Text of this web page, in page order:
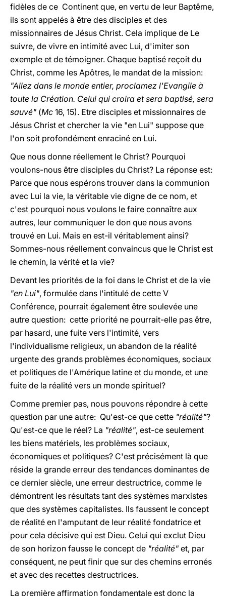
fidèles de ce Continent que, en vertu de leur Baptême,
ils sont appelés à être des disciples et des
missionnaires de Jésus Christ. Cela implique de Le
suivre, de vivre en intimité avec Lui, d'imiter son
exemple et de témoigner. Chaque baptisé reçoit du
Christ, comme les Apôtres, le mandat de la mission:
"Allez dans le monde entier, proclamez l'Evangile à
toute la Création. Celui qui croira et sera baptisé, sera
sauvé" (Mc 16, 15). Etre disciples et missionnaires de
Jésus Christ et chercher la vie "en Lui" suppose que
l'on soit profondément enraciné en Lui.
Que nous donne réellement le Christ? Pourquoi
voulons-nous être disciples du Christ? La réponse est:
Parce que nous espérons trouver dans la communion
avec Lui la vie, la véritable vie digne de ce nom, et
c'est pourquoi nous voulons le faire connaître aux
autres, leur communiquer le don que nous avons
trouvé en Lui. Mais en est-il véritablement ainsi?
Sommes-nous réellement convaincus que le Christ est
le chemin, la vérité et la vie?
Devant les priorités de la foi dans le Christ et de la vie
"en Lui", formulée dans l'intitulé de cette V
Conférence, pourrait également être soulevée une
autre question: cette priorité ne pourrait-elle pas être,
par hasard, une fuite vers l'intimité, vers
l'individualisme religieux, un abandon de la réalité
urgente des grands problèmes économiques, sociaux
et politiques de l'Amérique latine et du monde, et une
fuite de la réalité vers un monde spirituel?
Comme premier pas, nous pouvons répondre à cette
question par une autre: Qu'est-ce que cette "réalité"?
Qu'est-ce que le réel? La "réalité", est-ce seulement
les biens matériels, les problèmes sociaux,
économiques et politiques? C'est précisément là que
réside la grande erreur des tendances dominantes de
ce dernier siècle, une erreur destructrice, comme le
démontrent les résultats tant des systèmes marxistes
que des systèmes capitalistes. Ils faussent le concept
de réalité en l'amputant de leur réalité fondatrice et
pour cela décisive qui est Dieu. Celui qui exclut Dieu
de son horizon fausse le concept de "réalité" et, par
conséquent, ne peut finir que sur des chemins erronés
et avec des recettes destructrices.
La première affirmation fondamentale est donc la